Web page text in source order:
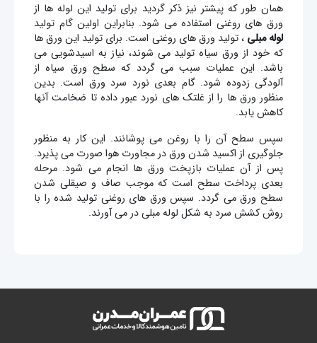
همان طور که پیشتر نیز ذکر گردید برای تولید این لوله ها از
ورق های روغنی استفاده می شود. بنابراین اولین گام تولید
لوله مبلی ، تولید ورق های روغنی است. برای تولید این ورق ها
که خود از ورق سیاه تولید می شوند، نیاز به اسیدشویی می
باشد. این عملیات سبب می گردد که سطح ورق سیاه از
آلودگی زدوده شود. گام بعدی نورد سرد ورق است. بدین
منظور ورق ها را از غلتک های نورد عبور داده تا ضخامت آنها
کاهش یابد.
سپس سطح آن را با روغن می پوشانند. این کار به منظور
جلوگیری از اکسید شدن ورق در مجاورت هوا صورت می پذیرد.
پس از آن عملیات بازپخت ورق ها انجام می شود. مرحله
بعدی پرداخت سطح است که موجب صاف و صیقلی شدن
سطح ورق می گردد. سپس ورق های روغنی تولید شده را با
روش کشش سرد به شکل لوله مبلی در می آورند.